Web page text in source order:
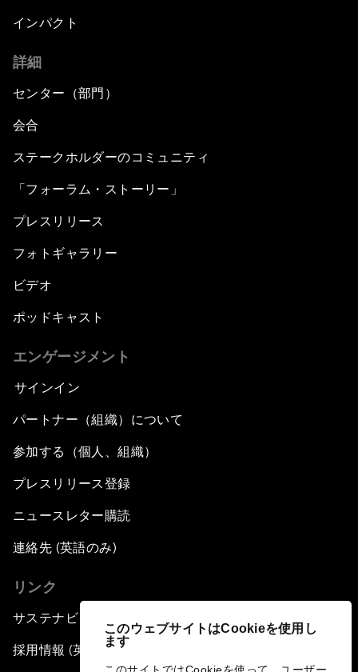
このウェブサイトはCookieを使用し
ます
インパクト
詳細
センター（部門）
会合
ステークホルダーのコミュニティ
「フォーラム・ストーリー」
プレスリリース
フォトギャラリー
ビデオ
ポッドキャスト
エンゲージメント
サインイン
パートナー（組織）について
参加する（個人、組織）
プレスリリース登録
ニュースレター購読
連絡先 (英語のみ)
リンク
サステナビリティへの取り組み
採用情報 (英語のみ)